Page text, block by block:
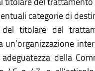
categorie di
del titolare del
della